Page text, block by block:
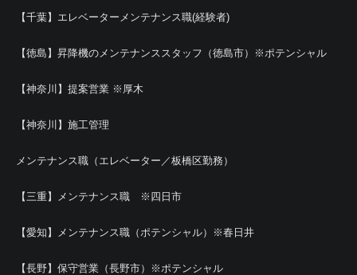
【千葉】エレベーターメンテナンス職(経験者)
【徳島】昇降機のメンテナンススタッフ（徳島市）※ポテンシャル
【神奈川】提案営業 ※厚木
【神奈川】施工管理
メンテナンス職（エレベーター／板橋区勤務）
【三重】メンテナンス職 ※四日市
【愛知】メンテナンス職（ポテンシャル）※春日井
【長野】保守営業（長野市）※ポテンシャル